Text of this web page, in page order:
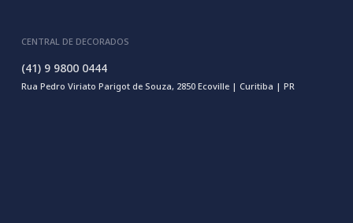
CENTRAL DE DECORADOS
(41) 9 9800 0444
Rua Pedro Viriato Parigot de Souza, 2850 Ecoville | Curitiba | PR